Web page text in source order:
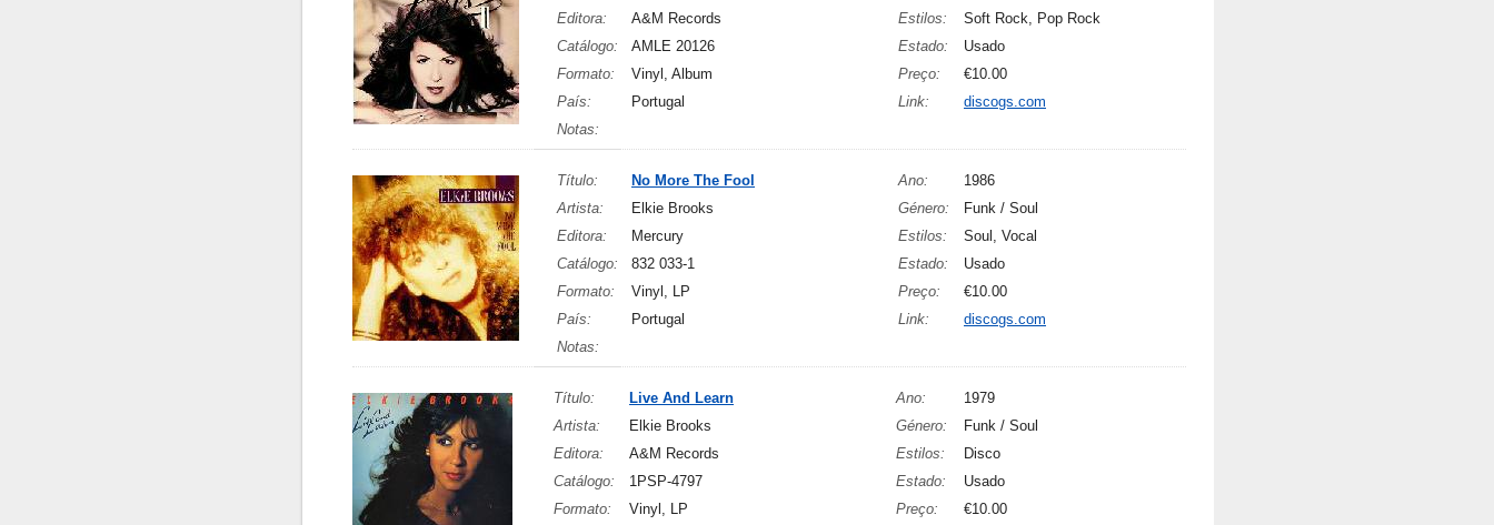
Editora:
A&M Records Estilos:
Soft Rock, Pop Rock
Catálogo:
AMLE 20126 Estado:
Usado
Formato:
Vinyl, Album Preço:
€10.00
País:
Portugal Link:
discogs.com
Notas:
Título: No More The Fool Ano:
1986
Artista:
Elkie Brooks Género:
Funk / Soul
Editora:
Mercury Estilos:
Soul, Vocal
Catálogo:
832 033-1 Estado:
Usado
Formato:
Vinyl, LP Preço:
€10.00
País:
Portugal Link:
discogs.com
Notas:
Título: Live And Learn Ano:
1979
Artista:
Elkie Brooks Género:
Funk / Soul
Editora:
A&M Records Estilos:
Disco
Catálogo:
1PSP-4797 Estado:
Usado
Formato:
Vinyl, LP Preço:
€10.00